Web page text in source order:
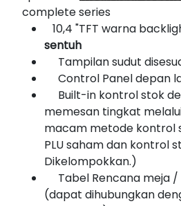
complete series
10,4 "TFT warna
sentuh
Tampilan sudut
Control Panel depan
Built-in kontrol stok
memesan tingkat
macam metode kontrol
PLU saham dan kontrol
Dikelompokkan.)
Tabel Rencana meja /
(dapat dihubungkan